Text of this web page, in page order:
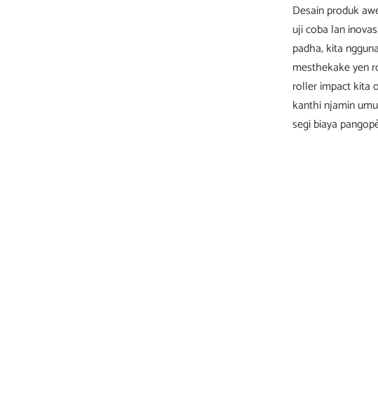
Desain produk
uji coba lan
padha, kita
mesthekake yen
roller impact kita
kanthi njamin
segi biaya